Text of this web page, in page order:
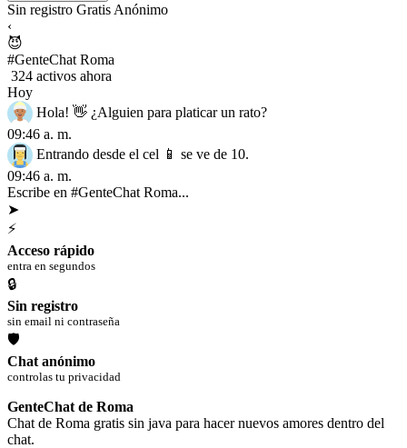
Sin registro Gratis Anónimo
‹
😈
#GenteChat Roma
324 activos ahora
Hoy
Hola! 👋 ¿Alguien para platicar un rato?
09:46 a. m.
Entrando desde el cel 📱 se ve de 10.
09:46 a. m.
Escribe en #GenteChat Roma...
➤
⚡
Acceso rápido
entra en segundos
🔒
Sin registro
sin email ni contraseña
🛡
Chat anónimo
controlas tu privacidad
GenteChat de Roma
Chat de Roma gratis sin java para hacer nuevos amores dentro del
chat.